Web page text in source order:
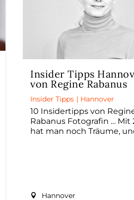
Insider Tipps
von Regine Rabanus
Insider Tipps | Hannover
10 Insidertipps von
Rabanus Fotografin … Mit
hat man noch Träume,
Hannover